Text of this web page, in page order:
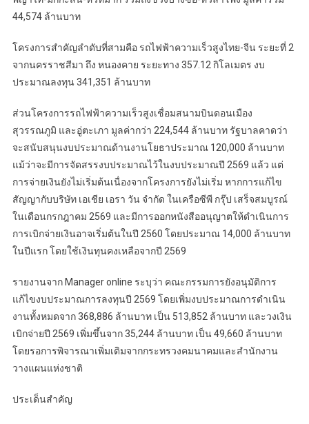
44,574 ล้านบาท
โครงการสำคัญลำดับที่สามคือ รถไฟฟ้าความเร็วสูงไทย-จีน ระยะที่ 2
จากนครราชสีมา ถึง หนองคาย ระยะทาง 357.12 กิโลเมตร งบ
ประมาณลงทุน 341,351 ล้านบาท
ส่วนโครงการรถไฟฟ้าความเร็วสูงเชื่อมสนามบินดอนเมือง
สุวรรณภูมิ และอู่ตะเภา มูลค่ากว่า 224,544 ล้านบาท รัฐบาลคาดว่า
จะสนับสนุนงบประมาณด้านงานโยธาประมาณ 120,000 ล้านบาท
แม้ว่าจะมีการจัดสรรงบประมาณไว้ในงบประมาณปี 2569 แล้ว แต่
การจ่ายเงินยังไม่เริ่มต้นเนื่องจากโครงการยังไม่เริ่ม หากการแก้ไข
สัญญากับบริษัท เอเชีย เอรา วัน จำกัด ในเครือซีพี กรุ๊ป เสร็จสมบูรณ์
ในเดือนกรกฎาคม 2569 และมีการออกหนังสืออนุญาตให้ดำเนินการ
การเบิกจ่ายเงินอาจเริ่มต้นในปี 2560 โดยประมาณ 14,000 ล้านบาท
ในปีแรก โดยใช้เงินทุนคงเหลือจากปี 2569
รายงานจาก Manager online ระบุว่า คณะกรรมการยังอนุมัติการ
แก้ไขงบประมาณการลงทุนปี 2569 โดยเพิ่มงบประมาณการดำเนิน
งานทั้งหมดจาก 368,886 ล้านบาท เป็น 513,852 ล้านบาท และวงเงิน
เบิกจ่ายปี 2569 เพิ่มขึ้นจาก 35,244 ล้านบาท เป็น 49,660 ล้านบาท
โดยรอการพิจารณาเพิ่มเติมจากกระทรวงคมนาคมและสำนักงาน
วางแผนแห่งชาติ
ประเด็นสำคัญ